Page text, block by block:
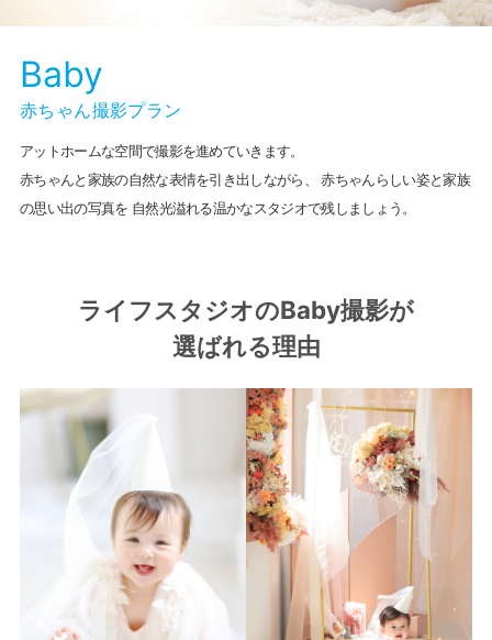
Baby
赤ちゃん撮影プラン
アットホームな空間で撮影を進めていきます。
赤ちゃんと家族の自然な表情を引き出しながら、
赤ちゃんらしい姿と家族
の思い出の写真を 自然光溢れる温かなスタジオで残しましょう。
ライフスタジオのBaby撮影が
選ばれる理由